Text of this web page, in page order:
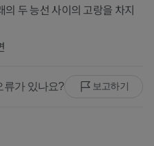
의 두 능선 사이의 고랑을 차지
류가 있나요? 보고하기